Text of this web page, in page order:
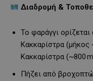
Διαδρομή &
Το φαράγγι
Κακκαρίστρα (μήκος
Κακκαρίστρα (~800
Πήζει από